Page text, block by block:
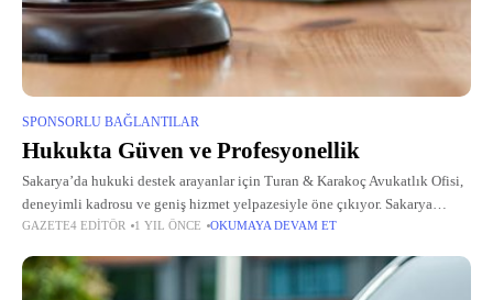
SPONSORLU BAĞLANTILAR
Hukukta Güven ve Profesyonellik
Sakarya’da hukuki destek arayanlar için Turan & Karakoç Avukatlık Ofisi,
deneyimli kadrosu ve geniş hizmet yelpazesiyle öne çıkıyor. Sakarya
avukat arayışında olan müvekkiller, ofisin uzmanlık alanlarından
GAZETE4 EDITÖR 1 YIL ÖNCE OKUMAYA DEVAM ET